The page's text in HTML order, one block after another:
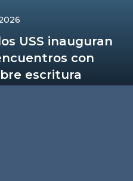
USS inauguran
con
escritura